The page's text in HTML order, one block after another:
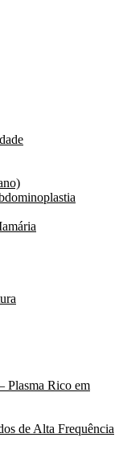
Plasma Rico em
de Alta Frequência